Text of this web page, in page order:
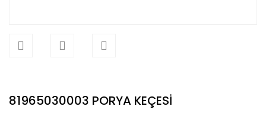
81965030003 PORYA KEÇESİ